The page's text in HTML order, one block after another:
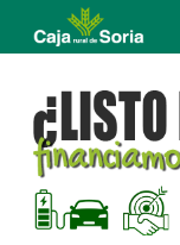
contenido,
por
favor
espere...